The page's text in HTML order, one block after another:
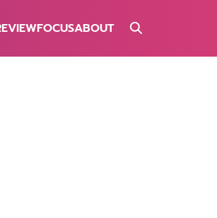
FOCUSABOUT